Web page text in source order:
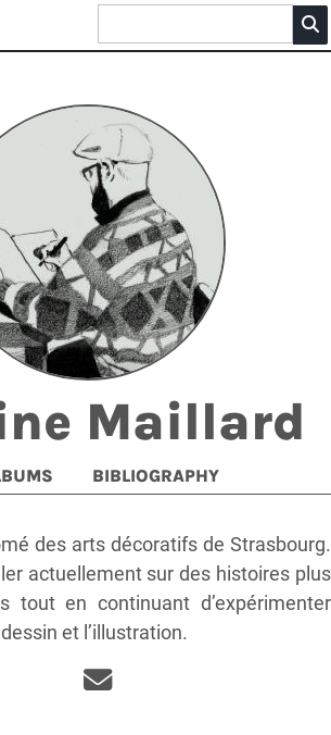
Maillard
BIBLIOGRAPHY
des arts décoratifs de Strasbourg.
actuellement sur des histoires plus
tout en continuant d’expérimenter
et l’illustration.